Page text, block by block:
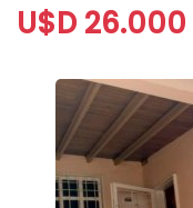
U$D 26.000